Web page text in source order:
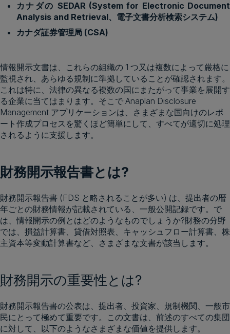
カナダの SEDAR (System for Electronic Document
Analysis and Retrieval、電子文書分析検索システム)
カナダ証券管理局 (CSA)
情報開示文書は、これらの組織の 1 つ又は複数によって厳格に
監視され、あらゆる規制に準拠していることが確認されます。
これは特に、法律の異なる複数の国にまたがって事業を展開す
る企業に当てはまります。そこで Anaplan Disclosure
Management アプリケーションは、さまざまな国向けのレポ
ート作成プロセスを驚くほど簡単にして、すべてが適切に処理
されるように支援します。
財務開示報告書とは?
財務開示報告書 (FDS と略されることが多い) は、提出者の暦
年ごとの財務情報が記載されている、一般公開記録です。で
は、情報開示の例とはどのようなものでしょうか?財務の分野
では、損益計算書、貸借対照表、キャッシュフロー計算書、株
主資本等変動計算書など、さまざまな文書が該当します。
財務開示の重要性とは?
財務開示報告書の公表は、提出者、投資家、規制機関、一般市
民にとって極めて重要です。この文書は、前述のすべての集団
に対して、以下のようなさまざまな価値を提供します。